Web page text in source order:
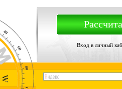
Вход в личный